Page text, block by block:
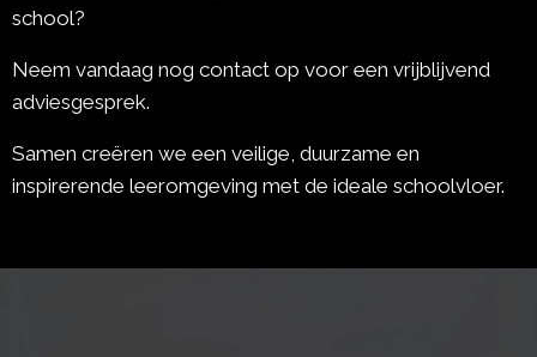
school?
Neem vandaag nog contact op voor een vrijblijvend
adviesgesprek.
Samen creëren we een veilige, duurzame en
inspirerende leeromgeving met de ideale schoolvloer.